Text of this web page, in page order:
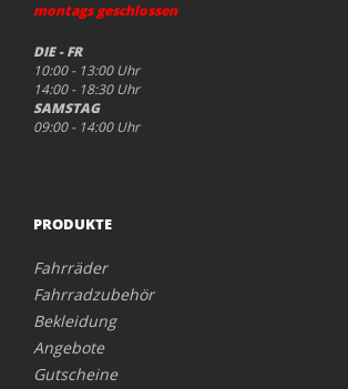
montags geschlossen
DIE - FR
10:00 - 13:00 Uhr
14:00 - 18:30 Uhr
SAMSTAG
09:00 - 14:00 Uhr
PRODUKTE
Fahrräder
Fahrradzubehör
Bekleidung
Angebote
Gutscheine